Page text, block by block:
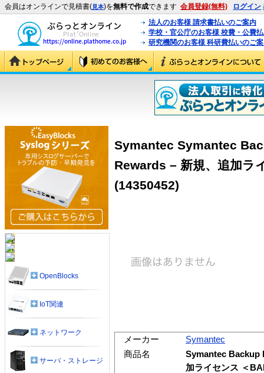
会員はオンラインで見積書(見本)を無料で作成できます 会員登録(無料) ログイン
法人のお客様 請求書払いのご案内
学校・官公庁のお客様 校費・公費
研究機関のお客様 科研費払いのご
Symantec Symantec
Rewards – 新規、追加ラ
(14350452)
メーカー
Symantec
商品名
Symantec Backup
加ライセンス ＜
OpenBlocks
IoT関連
ネットワーク
サーバ・ストレージ